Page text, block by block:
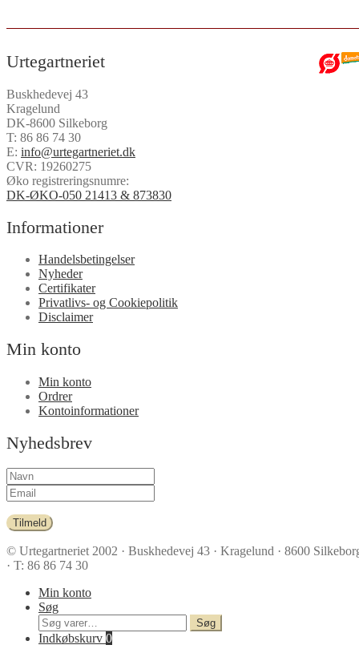
Urtegartneriet
Buskhedevej 43
Kragelund
DK-8600 Silkeborg
T: 86 86 74 30
E: info@urtegartneriet.dk
CVR: 19260275
Øko registreringsnumre:
DK-ØKO-050 21413 & 873830
Informationer
Handelsbetingelser
Nyheder
Certifikater
Privatlivs- og Cookiepolitik
Disclaimer
Min konto
Min konto
Ordrer
Kontoinformationer
Nyhedsbrev
Tilmeld
© Urtegartneriet 2002 · Buskhedevej 43 · Kragelund · 8600
· T: 86 86 74 30
Min konto
Søg
Søg
efter:
Søg
Indkøbskurv 0